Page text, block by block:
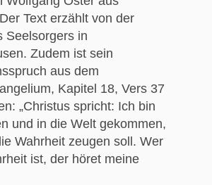
Text erzählt von der
Seelsorgers in
Zudem ist sein
aus dem
Kapitel 18, Vers 37
„Christus spricht: Ich bin
und in die Welt gekommen,
Wahrheit zeugen soll. Wer
ist, der höret meine